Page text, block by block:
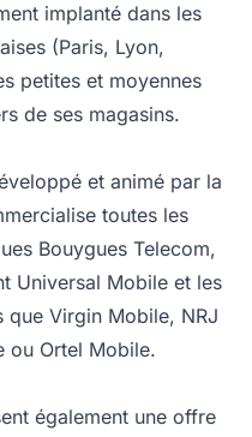
implanté dans les
(Paris, Lyon,
petites et moyennes
de ses magasins.
et animé par la
toutes les
Bouygues Telecom,
Universal Mobile et les
que Virgin Mobile, NRJ
ou Ortel Mobile.
également une offre